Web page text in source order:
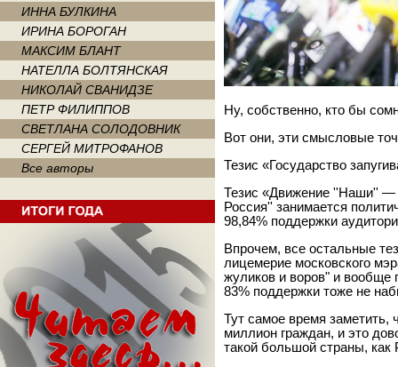
ИННА БУЛКИНА
ИРИНА БОРОГАН
МАКСИМ БЛАНТ
НАТЕЛЛА БОЛТЯНСКАЯ
НИКОЛАЙ СВАНИДЗЕ
ПЕТР ФИЛИППОВ
СВЕТЛАНА СОЛОДОВНИК
СЕРГЕЙ МИТРОФАНОВ
Все авторы
Ну, собственно, кто бы
Вот они, эти смысловые
Тезис «Государство
Тезис «Движение ''Наши'' —
Россия'' занимается
98,84% поддержки
Впрочем, все остальные
лицемерие московского
жуликов и воров" и
83% поддержки тоже не
Тут самое время
миллион граждан, и это
такой большой страны, как